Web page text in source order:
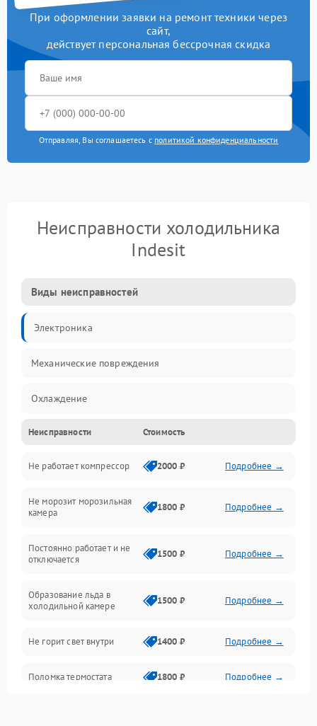
При оформлении заявки на ремонт техники через
сайт,
действует персональная бессрочная скидка
Отправляя, Вы соглашаетесь с политикой конфиденциальности
Неисправности холодильника
Indesit
Виды неисправностей
Электроника
Механические повреждения
Охлаждение
Механика
Электропитание
Дренаж
Неисправности Стоимость
Не работает компрессор 2000 ₽ Подробнее →
Не морозит морозильная
камера
1800 ₽ Подробнее →
Постоянно работает и не
отключается
1500 ₽ Подробнее →
Образование льда в
холодильной камере
1500 ₽ Подробнее →
Не горит свет внутри 1400 ₽ Подробнее →
Поломка термостата 1800 ₽ Подробнее →